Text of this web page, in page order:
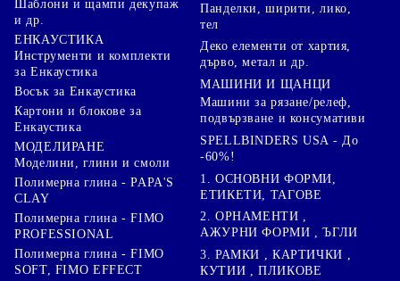
Шаблони и щампи декупаж
и др.
ЕНКАУСТИКА
Инструменти и комплекти
за Енкаустика
Восък за Енкаустика
Картони и блокове за
Енкаустика
МОДЕЛИРАНЕ
Моделини, глини и смоли
Полимерна глина - PAPA'S
CLAY
Полимерна глина - FIMO
PROFESSIONAL
Полимерна глина - FIMO
SOFT, FIMO EFFECT
Панделки, ширити, лико,
тел
Деко елементи от хартия,
дърво, метал и др.
МАШИНИ И ЩАНЦИ
Машини за рязане/релеф,
подвързване и консумативи
SPELLBINDERS USA - До
-60%!
1. ОСНОВНИ ФОРМИ,
ЕТИКЕТИ, ТАГОВЕ
2. ОРНАМЕНТИ ,
АЖУРНИ ФОРМИ , ЪГЛИ
3. РАМКИ , КАРТИЧКИ ,
КУТИИ , ПЛИКОВЕ